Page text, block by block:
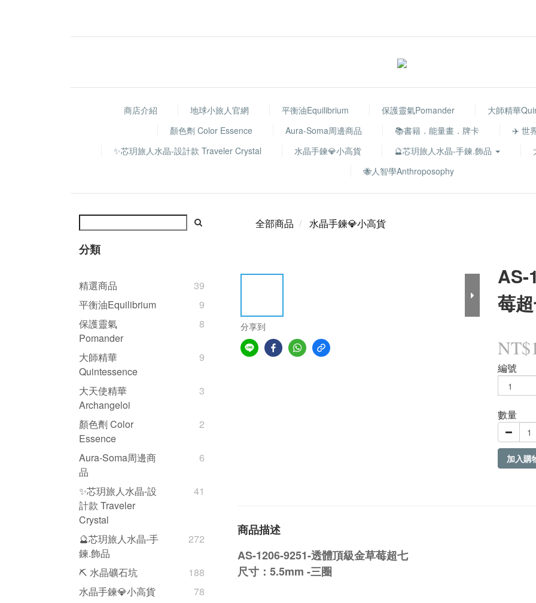
商店介紹 地球小旅人官網 平衡油Equilibrium 保護靈氣Pomander
大師精華
顏色劑 Color Essence
Aura-Soma周邊商品 📚書籍．能量畫．牌卡
✈️ 世
✨芯玥旅人水晶-設計款 Traveler Crystal
水晶手鍊💎小高貨 🔮芯玥旅人水晶-手鍊.飾品
🐝人智學Anthroposophy
分類
精選商品
39
平衡油Equilibrium
9
保護靈氣
Pomander
8
大師精華
Quintessence
9
大天使精華
Archangeloi
3
顏色劑 Color
Essence
2
Aura-Soma周邊商
品
6
✨芯玥旅人水晶-設
計款 Traveler
Crystal
41
🔮芯玥旅人水晶-手
鍊.飾品
272
⛏️ 水晶礦石坑
188
水晶手鍊💎小高貨
78
全部商品 水晶手鍊💎小高貨
分享到
AS-
莓
編號
數量
加入購
商品描述
AS-1206-9251-透體頂級金草莓超七
尺寸：5.5mm -三圈